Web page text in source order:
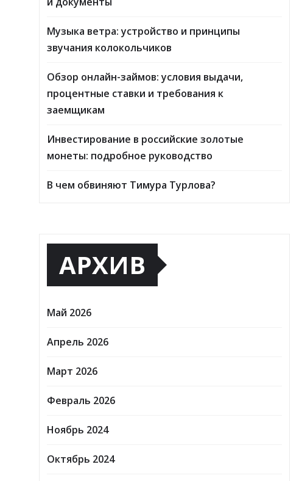
Музыка ветра: устройство и принципы
звучания колокольчиков
Обзор онлайн-займов: условия выдачи,
процентные ставки и требования к
заемщикам
Инвестирование в российские золотые
монеты: подробное руководство
В чем обвиняют Тимура Турлова?
АРХИВ
Май 2026
Апрель 2026
Март 2026
Февраль 2026
Ноябрь 2024
Октябрь 2024